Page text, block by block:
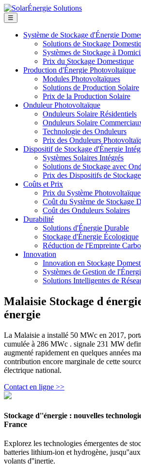
☰
Système de Stockage d'Énergie
Solutions de Stockage
Systèmes de Stockage à
Prix du Stockage Domestique
Production d'Énergie Photovoltaïque
Modules Photovoltaïques
Solutions de Production Solaire
Prix de la Production Solaire
Onduleur Photovoltaïque
Onduleurs Solaire Résidentiels
Onduleurs Solaire
Technologie des Onduleurs
Prix des Onduleurs
Dispositif de Stockage d'Énergie
Systèmes Solaires Intégrés
Solutions de Stockage avec
Prix des Dispositifs de
Coûts et Prix
Prix du Système Photovoltaïque
Coût du Système de Stockage
Coût des Onduleurs Solaires
Durabilité
Solutions d'Énergie Durable
Stockage d'Énergie Écologique
Réduction de l'Empreinte
Innovation
Innovation en Stockage
Systèmes de Gestion de
Solutions Intelligentes de
Malaisie Stockage d
énergie
La Malaisie a installé 50 MWc en 2017,
cumulée à 286 MWc . signale 231 MW
augmenté rapidement en quelques années
contribution encore marginale de cette
électrique national.
Contact en ligne >>
Stockage d''énergie : nouvelles
France
Explorez les technologies émergentes de
batteries lithium-ion et hydrogène,
volants d''inertie.